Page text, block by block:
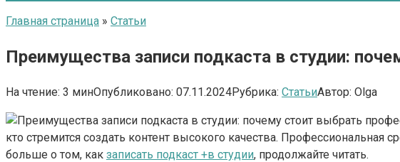
Главная страница » Статьи
Преимущества записи подкаста в студии:
На чтение: 3 минОпубликовано: 07.11.2024Рубрика: СтатьиАвтор: Olga
кто стремится создать контент высокого качества.
больше о том, как записать подкаст +в студии, продолжайте читать.